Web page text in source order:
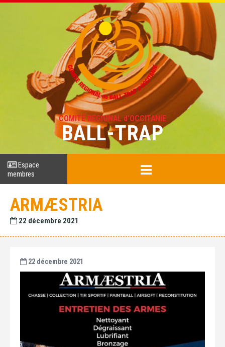
COMITÉ RÉGIONAL d'OCCITANIE
BALL-TRAP
Espace
membres
ARMÆSTRIA
22 décembre 2021
22 décembre 2021